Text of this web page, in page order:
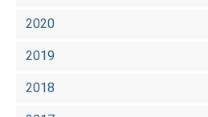
2020
2019
2018